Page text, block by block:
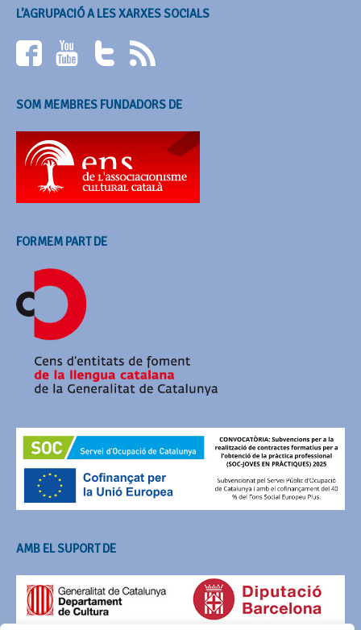
L’AGRUPACIÓ A LES XARXES SOCIALS
SOM MEMBRES FUNDADORS DE
FORMEM PART DE
AMB EL SUPORT DE